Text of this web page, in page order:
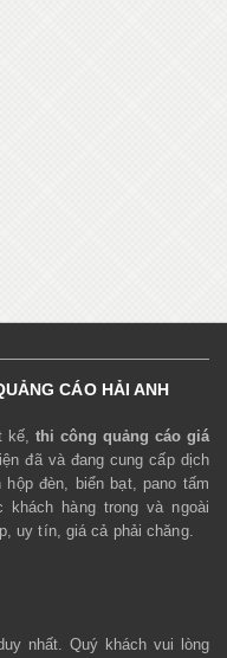
CÁO HẢI ANH
kế, thi công quảng cáo giá
đã và đang cung cấp dịch
đèn, biển bạt, pano tấm
hàng trong và ngoài
uy tín, giá cả phải chăng.
nhất. Quý khách vui lòng